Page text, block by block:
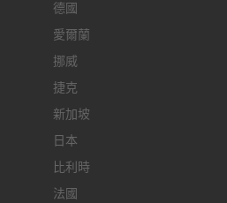
德國
愛爾蘭
挪威
捷克
新加坡
日本
比利時
法國